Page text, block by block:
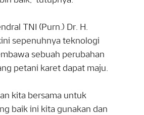
TNI (Purn.) Dr. H.
sepenuhnya teknologi
sebuah perubahan
petani karet dapat maju.
kita bersama untuk
baik ini kita gunakan dan